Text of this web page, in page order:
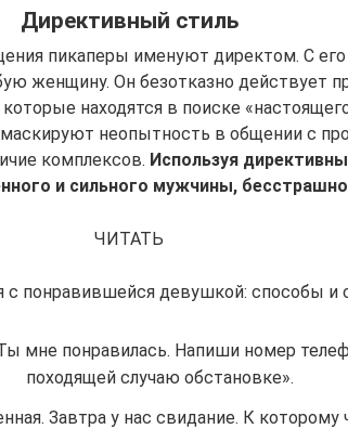
Директивный стиль
пикаперы именуют директом. С
женщину. Он безотказно действует
находятся в поиске
неопытность в общении с
комплексов. Используя
и сильного мужчины,
ЧИТАТЬ
с понравившейся девушкой: способы и
мне понравилась. Напиши номер
походящей случаю обстановке».
Завтра у нас свидание. К